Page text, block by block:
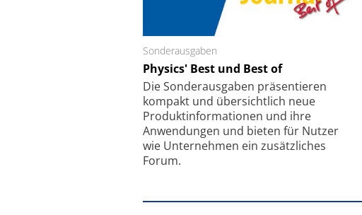
Sonderausgaben
Physics' Best und Best of
Die Sonder­ausgaben präsentieren
kompakt und übersichtlich neue
Produkt­informationen und ihre
Anwendungen und bieten für Nutzer
wie Unternehmen ein zusätzliches
Forum.
Faserkoppler mit Super-
Feinfokussierungsmechanismus